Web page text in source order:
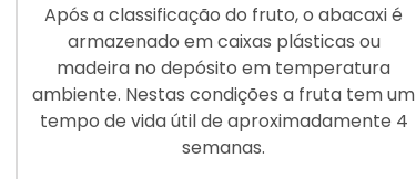
Após a classificação do fruto, o abacaxi é
armazenado em caixas plásticas ou
madeira no depósito em temperatura
ambiente. Nestas condições a fruta tem um
tempo de vida útil de aproximadamente 4
semanas.